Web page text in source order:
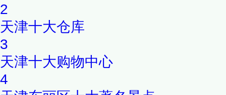
2
天津十大仓库
3
天津十大购物中心
4